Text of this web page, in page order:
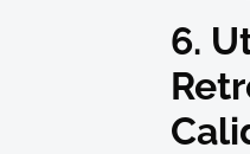
6.